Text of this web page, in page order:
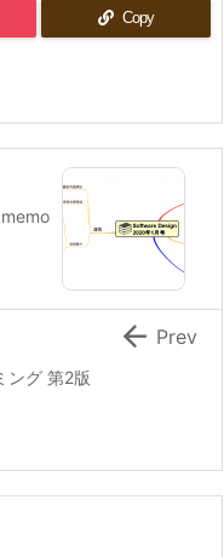
Copy
ング 第2版
 Prev